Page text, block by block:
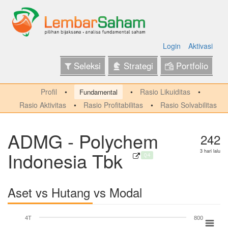
Login Aktivasi
Seleksi Strategi Portfolio
Profil Fundamental
Rasio Likuiditas
Rasio Aktivitas
Rasio Profitabilitas Rasio Solvabilitas
ADMG - Polychem
Indonesia Tbk Q4
242
3 hari lalu
Aset vs Hutang vs Modal
4T 800